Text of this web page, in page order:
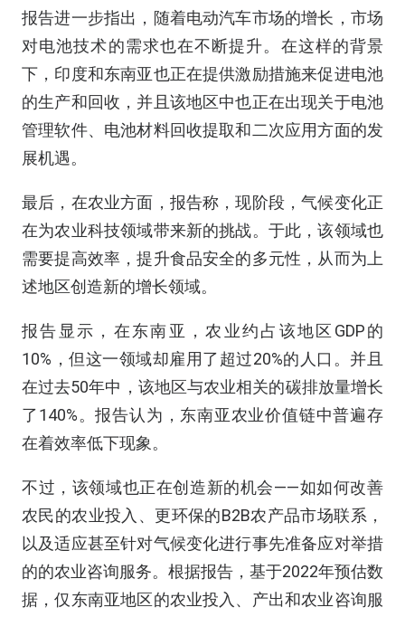
报告进一步指出，随着电动汽车市场的增长，市场
对电池技术的需求也在不断提升。在这样的背景
下，印度和东南亚也正在提供激励措施来促进电池
的生产和回收，并且该地区中也正在出现关于电池
管理软件、电池材料回收提取和二次应用方面的发
展机遇。
最后，在农业方面，报告称，现阶段，气候变化正
在为农业科技领域带来新的挑战。于此，该领域也
需要提高效率，提升食品安全的多元性，从而为上
述地区创造新的增长领域。
报告显示，在东南亚，农业约占该地区GDP的
10%，但这一领域却雇用了超过20%的人口。并且
在过去50年中，该地区与农业相关的碳排放量增长
了140%。报告认为，东南亚农业价值链中普遍存
在着效率低下现象。
不过，该领域也正在创造新的机会——如如何改善
农民的农业投入、更环保的B2B农产品市场联系，
以及适应甚至针对气候变化进行事先准备应对举措
的的农业咨询服务。根据报告，基于2022年预估数
据，仅东南亚地区的农业投入、产出和农业咨询服